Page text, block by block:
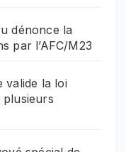
dénonce la
par l’AFC/M23
valide la loi